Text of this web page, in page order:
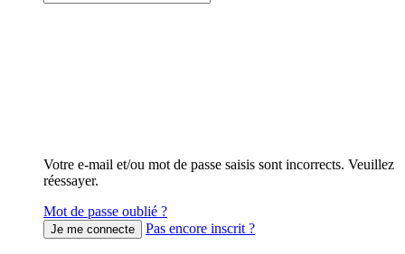
Votre e-mail et/ou mot de passe saisis sont incorrects. Veuillez
réessayer.
Mot de passe oublié ?
Pas encore inscrit ?